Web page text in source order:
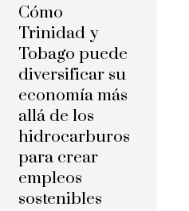
Cómo
Trinidad y
Tobago puede
diversificar su
economía más
allá de los
hidrocarburos
para crear
empleos
sostenibles